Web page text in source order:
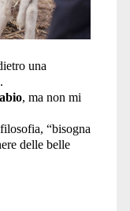
una
, ma non mi
“bisogna
delle belle